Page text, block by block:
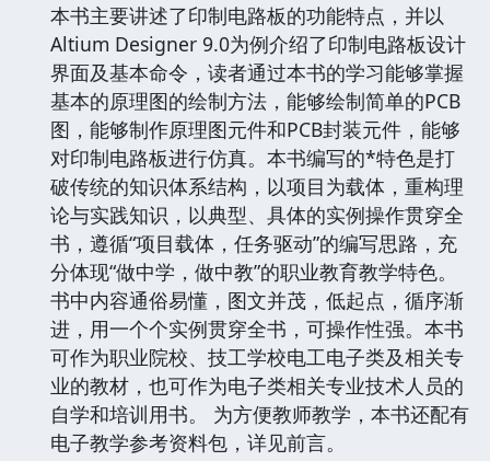
本书主要讲述了印制电路板的功能特点，并以
Altium Designer 9.0为例介绍了印制电路板设计
界面及基本命令，读者通过本书的学习能够掌握
基本的原理图的绘制方法，能够绘制简单的PCB
图，能够制作原理图元件和PCB封装元件，能够
对印制电路板进行仿真。本书编写的*特色是打
破传统的知识体系结构，以项目为载体，重构理
论与实践知识，以典型、具体的实例操作贯穿全
书，遵循“项目载体，任务驱动”的编写思路，充
分体现“做中学，做中教”的职业教育教学特色。
书中内容通俗易懂，图文并茂，低起点，循序渐
进，用一个个实例贯穿全书，可操作性强。本书
可作为职业院校、技工学校电工电子类及相关专
业的教材，也可作为电子类相关专业技术人员的
自学和培训用书。 为方便教师教学，本书还配有
电子教学参考资料包，详见前言。